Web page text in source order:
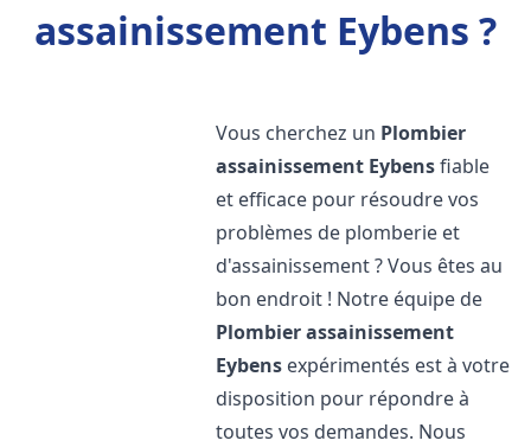
assainissement Eybens ?
Vous cherchez un Plombier
assainissement Eybensfiable
et efficace pour résoudre vos
problèmes de plomberie et
d'assainissement ? Vous êtes au
bon endroit ! Notre équipe de
Plombier assainissement
Eybens expérimentés est à votre
disposition pour répondre à
toutes vos demandes. Nous